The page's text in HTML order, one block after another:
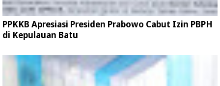
PPKKB Apresiasi Presiden Prabowo Cabut Izin PBPH
di Kepulauan Batu